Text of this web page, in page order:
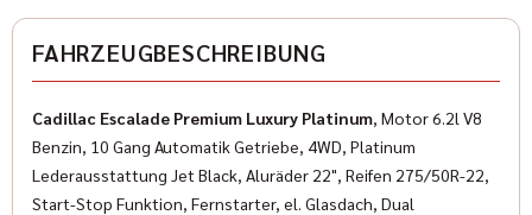
Farbe
Farbe (Hersteller)
GLU Dark Moon Blue
✓ Elektrische Fensterheber
✓ Freisprecheinrichtung
✓ Wegfahrsperre
FAHRZEUGBESCHREIBUNG
Cadillac Escalade Premium Luxury Platinum, Motor 6.2l V8
Benzin, 10 Gang Automatik Getriebe, 4WD, Platinum
Lederausstattung Jet Black, Aluräder 22", Reifen 275/50R-22,
Start-Stop Funktion, Fernstarter, el. Glasdach, Dual